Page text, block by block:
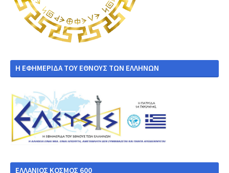
Η ΕΦΗΜΕΡΙΔΑ ΤΟΥ ΕΘΝΟΥΣ ΤΩΝ ΕΛΛΗΝΩΝ
ΕΛΛΑΝΙΟΣ ΚΟΣΜΟΣ 600